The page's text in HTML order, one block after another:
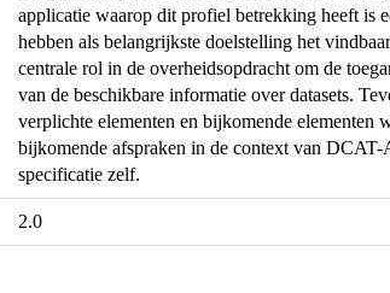
applicatie waarop dit profiel betrekking heeft is
hebben als belangrijkste doelstelling het
centrale rol in de overheidsopdracht om de
van de beschikbare informatie over datasets.
verplichte elementen en bijkomende
bijkomende afspraken in de context van
specificatie zelf.
2.0